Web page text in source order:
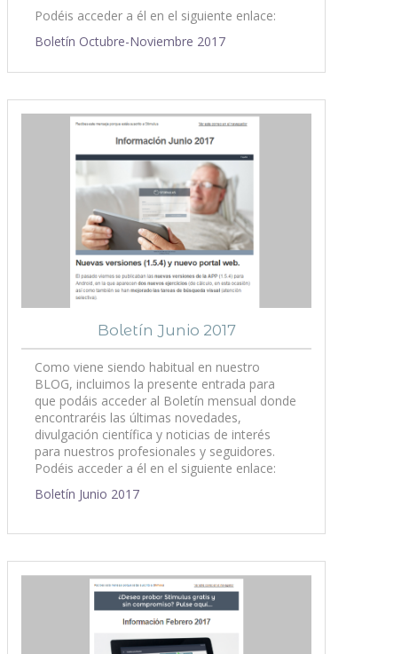
Podéis acceder a él en el siguiente enlace:
Boletín Octubre-Noviembre 2017
Boletín Junio 2017
Como viene siendo habitual en nuestro
BLOG, incluimos la presente entrada para
que podáis acceder al Boletín mensual donde
encontraréis las últimas novedades,
divulgación científica y noticias de interés
para nuestros profesionales y seguidores.
Podéis acceder a él en el siguiente enlace:
Boletín Junio 2017